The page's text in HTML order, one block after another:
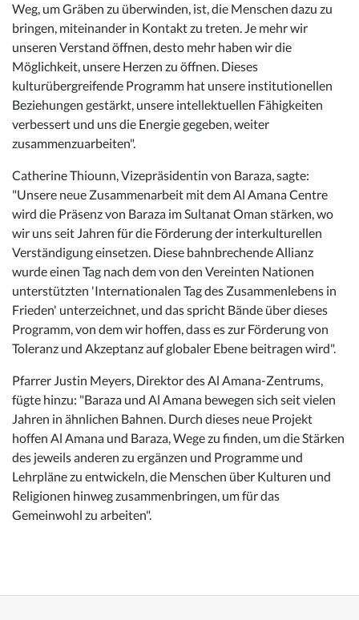
Weg, um Gräben zu überwinden, ist, die Menschen dazu zu
bringen, miteinander in Kontakt zu treten. Je mehr wir
unseren Verstand öffnen, desto mehr haben wir die
Möglichkeit, unsere Herzen zu öffnen. Dieses
kulturübergreifende Programm hat unsere institutionellen
Beziehungen gestärkt, unsere intellektuellen Fähigkeiten
verbessert und uns die Energie gegeben, weiter
zusammenzuarbeiten".
Catherine Thiounn, Vizepräsidentin von Baraza, sagte:
"Unsere neue Zusammenarbeit mit dem Al Amana Centre
wird die Präsenz von Baraza im Sultanat Oman stärken, wo
wir uns seit Jahren für die Förderung der interkulturellen
Verständigung einsetzen. Diese bahnbrechende Allianz
wurde einen Tag nach dem von den Vereinten Nationen
unterstützten 'Internationalen Tag des Zusammenlebens in
Frieden' unterzeichnet, und das spricht Bände über dieses
Programm, von dem wir hoffen, dass es zur Förderung von
Toleranz und Akzeptanz auf globaler Ebene beitragen wird".
Pfarrer Justin Meyers, Direktor des Al Amana-Zentrums,
fügte hinzu: "Baraza und Al Amana bewegen sich seit vielen
Jahren in ähnlichen Bahnen. Durch dieses neue Projekt
hoffen Al Amana und Baraza, Wege zu finden, um die Stärken
des jeweils anderen zu ergänzen und Programme und
Lehrpläne zu entwickeln, die Menschen über Kulturen und
Religionen hinweg zusammenbringen, um für das
Gemeinwohl zu arbeiten".